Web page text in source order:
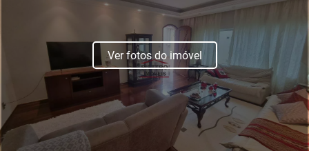
Ver fotos do imóvel